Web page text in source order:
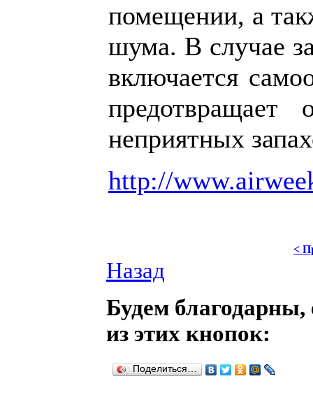
помещении, а
шума. В случае
включается
предотвращает
неприятных
http://
<
Назад
Будем благодарны,
из этих кнопок:
Поделиться…